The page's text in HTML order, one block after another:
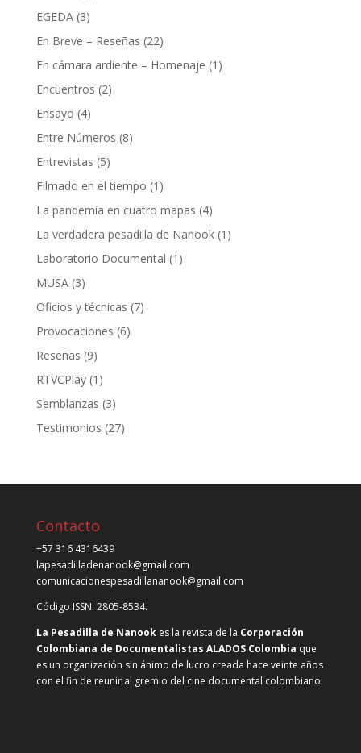
EGEDA(3)
En Breve – Reseñas (22)
En cámara ardiente – Homenaje (1)
Encuentros (2)
Ensayo (4)
Entre Números (8)
Entrevistas (5)
Filmado en el tiempo (1)
La pandemia en cuatro mapas (4)
La verdadera pesadilla de Nanook(1)
Laboratorio Documental (1)
MUSA(3)
Oficios y técnicas (7)
Provocaciones (6)
Reseñas (9)
RTVCPlay(1)
Semblanzas (3)
Testimonios (27)
Contacto
+57 316 4316439
lapesadilladenanook@gmail.com
comunicacionespesadillananook@gmail.com
Código ISSN: 2805-8534.
La Pesadilla de Nanookes la revista de la Corporación
Colombiana de Documentalistas ALADOS Colombia que
es un organización sin ánimo de lucro creada hace veinte años
con el fin de reunir al gremio del cine documental colombiano.